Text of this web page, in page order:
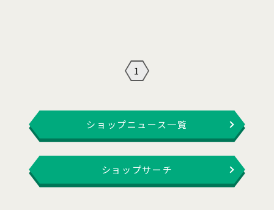
1
ショップニュース一覧
ショップサーチ